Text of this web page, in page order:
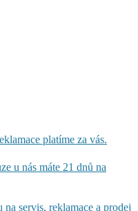
platíme za vás.
u nás máte 21 dnů na
servis, reklamace a prodej